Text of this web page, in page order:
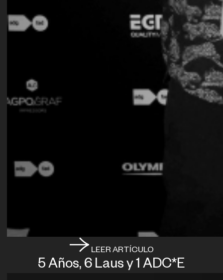
LEER ARTÍCULO
5 Años, 6 Laus y 1 ADC*E